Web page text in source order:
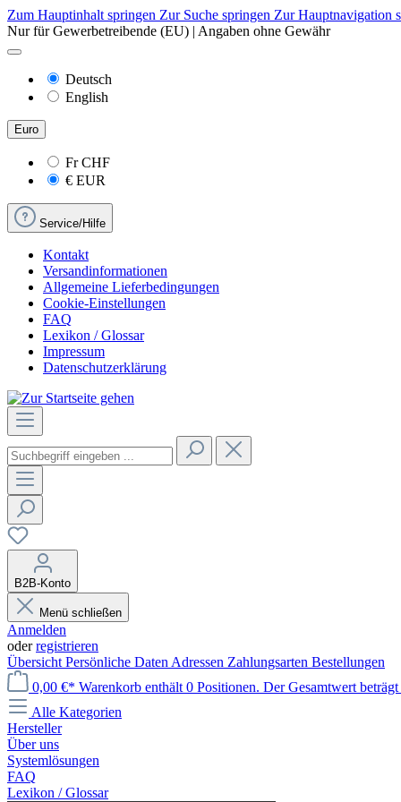
Zum Hauptinhalt springen Zur Suche springen Zur Hauptnavigation
Nur für Gewerbetreibende (EU) | Angaben ohne Gewähr
Deutsch
English
Euro
FrCHF
€ EUR
Service/Hilfe
Kontakt
Versandinformationen
Allgemeine Lieferbedingungen
Cookie-Einstellungen
FAQ
Lexikon / Glossar
Impressum
Datenschutzerklärung
B2B-Konto
Menü schließen
Anmelden
oderregistrieren
Übersicht Persönliche Daten Adressen Zahlungsarten Bestellungen
0,00 €* Warenkorb enthält 0 Positionen. Der Gesamtwert
Alle Kategorien
Hersteller
Über uns
Systemlösungen
FAQ
Lexikon / Glossar